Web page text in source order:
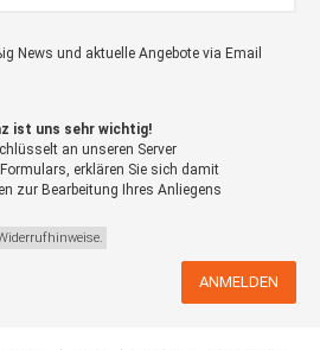
News und aktuelle Angebote via Email
ist uns sehr wichtig!
an unseren Server
erklären Sie sich damit
zur Bearbeitung Ihres Anliegens
ANMELDEN